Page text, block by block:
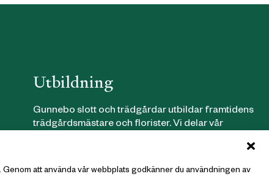
att använda vår webbplats godkänner du användningen av
Utbildning
Gunnebo slott och trädgårdar utbildar framtidens
trädgårdsmästare och florister. Vi delar vår